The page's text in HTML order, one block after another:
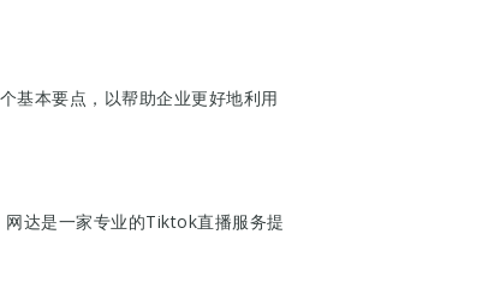
基本要点，以帮助企业更好地利用
达是一家专业的Tiktok直播服务提